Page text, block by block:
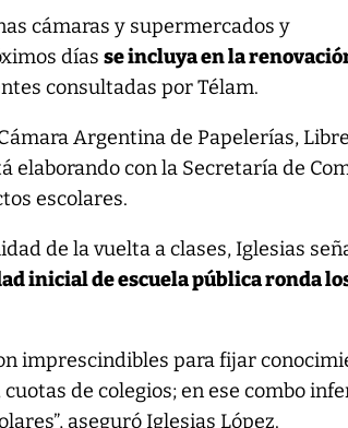
cámaras y supermercados y
díasse incluya en la
consultadas por Télam.
Argentina de Papelerías,
elaborando con la Secretaría de
escolares.
de la vuelta a clases, Iglesias
inicial de escuela pública ronda
imprescindibles para fijar
de colegios; en ese combo
aseguró Iglesias López.